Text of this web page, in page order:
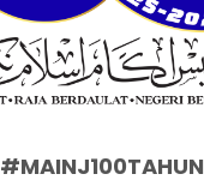
#MAINJ100TAHUN